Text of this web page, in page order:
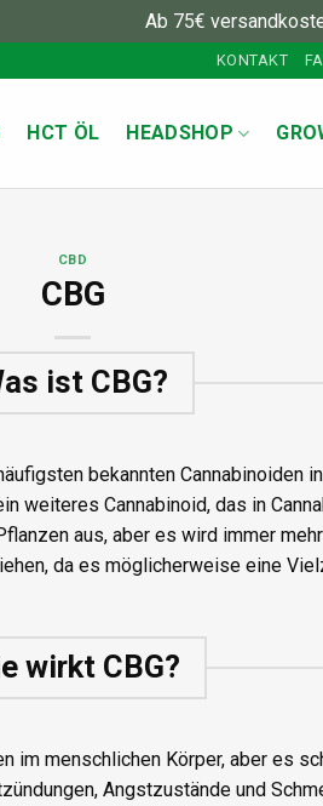
Ab 75€
KONTAKT
HCT ÖL HEADSHOP
CBD
CBG
ist CBG?
bekannten Cannabinoiden
weiteres Cannabinoid, das in
aus, aber es wird immer
da es möglicherweise eine
wirkt CBG?
im menschlichen Körper, aber es
Angstzustände und